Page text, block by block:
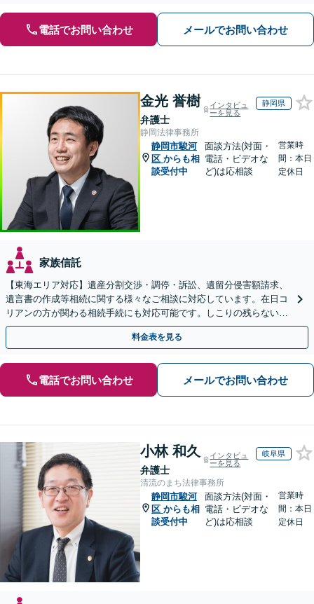
電話でお問い合わせ メールでお問い合わせ
金光 誉樹
弁護士
インタビュ
ーを見る
静岡県
静岡法律事務所
静岡市駿河
区 からも相
談受付中
面談方法(対面・
電話・ビデオな
ど)は応相談
営業時
間：本日
定休日
家族信託
【東海エリア対応】遺産分割交渉・調停・訴訟、遺留分侵害額請求、
遺言書の作成等相続に関する様々なご相談に対応しています。在日コ
リアンの方が関わる相続手続にも対応可能です。しこりの残らない解
決を特に意識しています。
料金表を見る
電話でお問い合わせ メールでお問い合わせ
小林 和久
弁護士
インタビュ
ーを見る
岐阜県
清流のまち法律事務所
静岡市駿河
区 からも相
談受付中
面談方法(対面・
電話・ビデオな
ど)は応相談
営業時
間：本日
定休日